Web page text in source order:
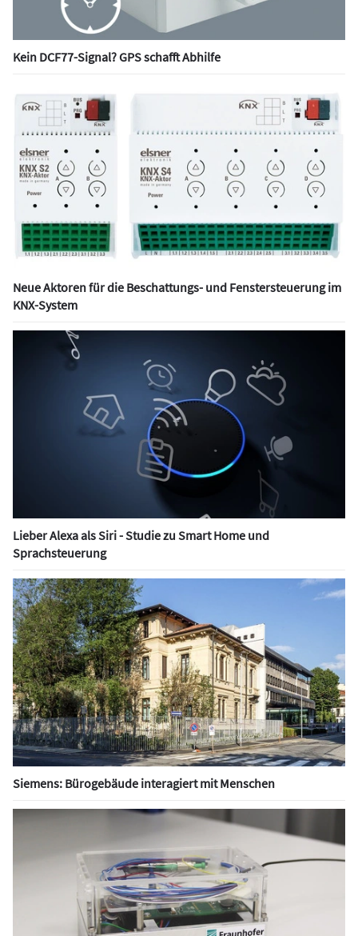
Kein DCF77-Signal? GPS schafft Abhilfe
Neue Aktoren für die Beschattungs- und Fenstersteuerung im
KNX-System
Lieber Alexa als Siri - Studie zu Smart Home und
Sprachsteuerung
Siemens: Bürogebäude interagiert mit Menschen